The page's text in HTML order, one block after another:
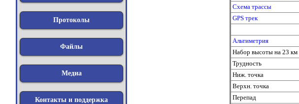
Протоколы
Файлы
Медиа
Контакты и поддержка
Схема трассы
GPS трек
Альтиметрия
Набор высоты на 23 км
Трудность
Ниж. точка
Верхн. точка
Перепад